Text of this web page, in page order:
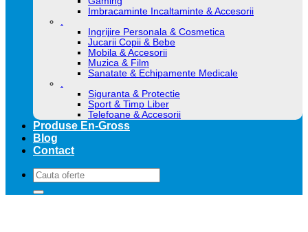
Imbracaminte Incaltaminte & Accesorii
.
Ingrijire Personala & Cosmetica
Jucarii Copii & Bebe
Mobila & Accesorii
Muzica & Film
Sanatate & Echipamente Medicale
.
Siguranta & Protectie
Sport & Timp Liber
Telefoane & Accesorii
Produse En-Gross
Blog
Contact
Caută
după: